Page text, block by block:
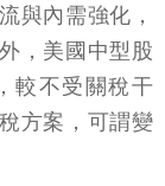
與內需強化，
，美國中型股
較不受關稅干
方案，可謂變